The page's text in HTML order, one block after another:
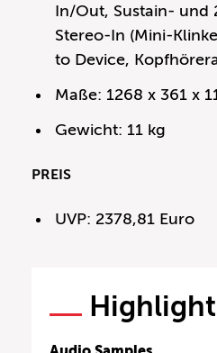
In/Out, Sustain- und
Stereo-In (Mini-
to Device,
Maße: 1268 x 361 x
Gewicht: 11 kg
PREIS
UVP: 2378,81 Euro